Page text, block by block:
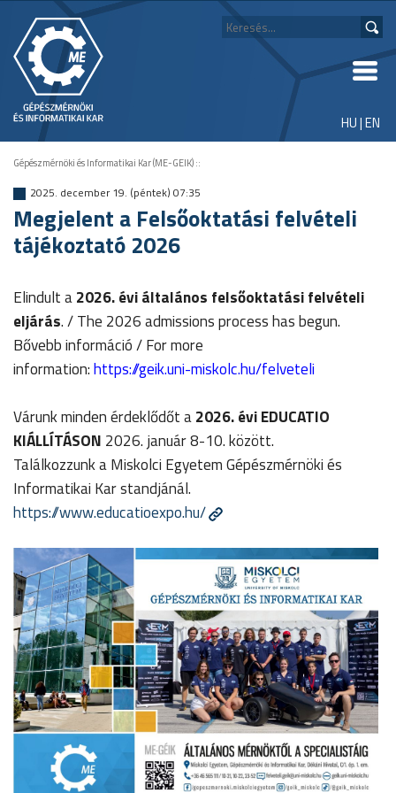
HU|EN
Gépészmérnöki és Informatikai Kar (ME-GEIK)::
2025. december 19. (péntek) 07:35
Megjelent a Felsőoktatási felvételi
tájékoztató 2026
Elindult a2026. évi általános felsőoktatási felvételi
eljárás. / The 2026 admissions process has begun.
Bővebb információ / For more
information:https://geik.uni-miskolc.hu/felveteli
Várunk minden érdeklődőt a2026. évi EDUCATIO
KIÁLLÍTÁSON 2026. január 8-10. között.
Találkozzunk a Miskolci Egyetem Gépészmérnöki és
Informatikai Kar standjánál.
https://www.educatioexpo.hu/